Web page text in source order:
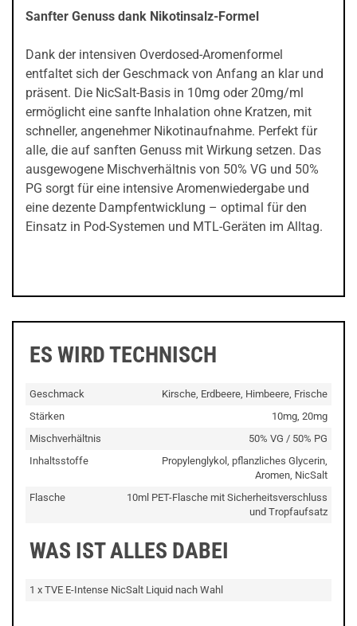
Sanfter Genuss dank Nikotinsalz-Formel
Dank der intensiven Overdosed-Aromenformel
entfaltet sich der Geschmack von Anfang an klar und
präsent. Die NicSalt-Basis in 10mg oder 20mg/ml
ermöglicht eine sanfte Inhalation ohne Kratzen, mit
schneller, angenehmer Nikotinaufnahme. Perfekt für
alle, die auf sanften Genuss mit Wirkung setzen. Das
ausgewogene Mischverhältnis von 50% VG und 50%
PG sorgt für eine intensive Aromenwiedergabe und
eine dezente Dampfentwicklung – optimal für den
Einsatz in Pod-Systemen und MTL-Geräten im Alltag.
ES WIRD TECHNISCH
Geschmack
Kirsche, Erdbeere, Himbeere, Frische
Stärken
10mg, 20mg
Mischverhältnis
50% VG / 50% PG
Inhaltsstoffe
Propylenglykol, pflanzliches Glycerin,
Aromen, NicSalt
Flasche
10ml PET-Flasche mit Sicherheitsverschluss
und Tropfaufsatz
WAS IST ALLES DABEI
1 x TVE E-Intense NicSalt Liquid nach Wahl